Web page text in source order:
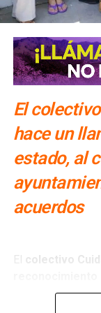
El
hace un
estado, al
acuerdos
El colectivo
de la
que estos